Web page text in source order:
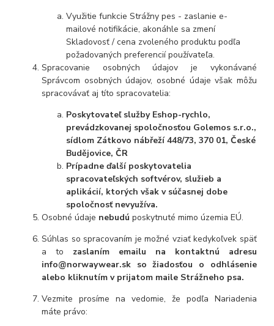
Využitie funkcie Strážny pes - zaslanie e-
mailové notifikácie, akonáhle sa zmení
Skladovosť / cena zvoleného produktu podľa
požadovaných preferencií používateľa.
Spracovanie osobných údajov je vykonávané
Správcom osobných údajov, osobné údaje však môžu
spracovávať aj títo spracovatelia:
Poskytovateľ služby Eshop-rychlo,
prevádzkovanej spoločnosťou Golemos s.r.o.,
sídlom Zátkovo nábřeží 448/73, 370 01, České
Budějovice, ČR
Prípadne ďalší poskytovatelia
spracovateľských softvérov, služieb a
aplikácií, ktorých však v súčasnej dobe
spoločnosť nevyužíva.
Osobné údaje nebudúposkytnuté mimo územia EÚ.
Súhlas so spracovaním je možné vziať kedykoľvek späť
a to zaslaním emailu na kontaktnú adresu
info@norwaywear.sk so žiadosťou o odhlásenie
alebo kliknutím v prijatom maile Strážneho psa.
Vezmite prosíme na vedomie, že podľa Nariadenia
máte právo: